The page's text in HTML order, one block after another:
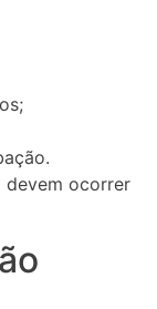
devem ocorrer